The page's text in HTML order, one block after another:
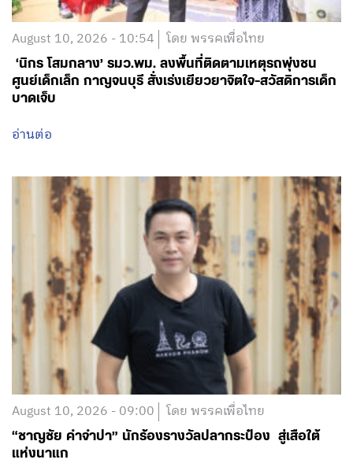
August 10, 2026 - 10:54 โดย พรรคเพื่อไทย
‘นิกร โสมกลาง’ รมว.พม. ลงพื้นที่ติดตามเหตุรถพุ่งชน
ศูนย์เด็กเล็ก กาญจนบุรี สั่งเร่งเยียวยาจิตใจ-สวัสดิการเด็ก
บาดเจ็บ
อ่านต่อ
August 10, 2026 - 09:00 โดย พรรคเพื่อไทย
“ชาญชัย คำจำปา” นักร้องรางวัลปลากระป๋อง สู่เสือใต้
แห่งนาแก